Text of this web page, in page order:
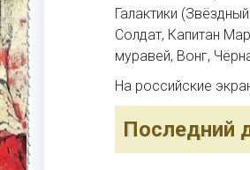
Галактики
Солдат, Капитан
муравей, Вонг,
На российские
Последний